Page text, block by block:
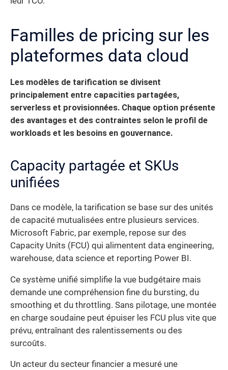
Familles de pricing sur les
plateformes data cloud
Les modèles de tarification se divisent
principalement entre capacities partagées,
serverless et provisionnées. Chaque option présente
des avantages et des contraintes selon le profil de
workloads et les besoins en gouvernance.
Capacity partagée et SKUs
unifiées
Dans ce modèle, la tarification se base sur des unités
de capacité mutualisées entre plusieurs services.
Microsoft Fabric, par exemple, repose sur des
Capacity Units (FCU) qui alimentent data engineering,
warehouse, data science et reporting Power BI.
Ce système unifié simplifie la vue budgétaire mais
demande une compréhension fine du bursting, du
smoothing et du throttling. Sans pilotage, une montée
en charge soudaine peut épuiser les FCU plus vite que
prévu, entraînant des ralentissements ou des
surcoûts.
Un acteur du secteur financier a mesuré une